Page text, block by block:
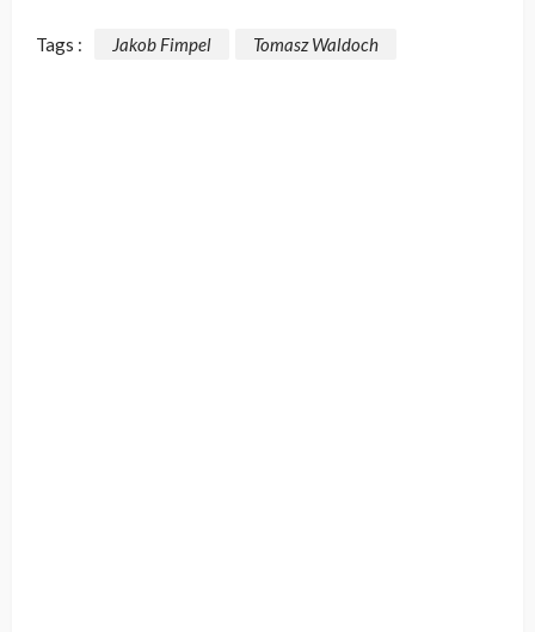
Tags : Jakob Fimpel Tomasz Waldoch